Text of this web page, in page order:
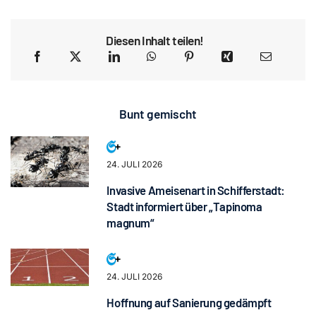
Diesen Inhalt teilen!
Bunt gemischt
24. JULI 2026
Invasive Ameisenart in Schifferstadt:
Stadt informiert über „Tapinoma
magnum“
24. JULI 2026
Hoffnung auf Sanierung gedämpft